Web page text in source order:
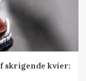
skrigende kvier: